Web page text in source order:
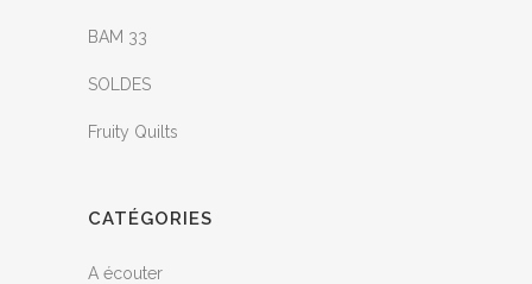
BAM 33
SOLDES
Fruity Quilts
CATÉGORIES
A écouter